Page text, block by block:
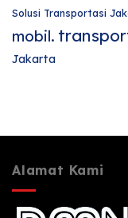
Solusi Transportasi
mobil.
Jakarta
Alamat Kami